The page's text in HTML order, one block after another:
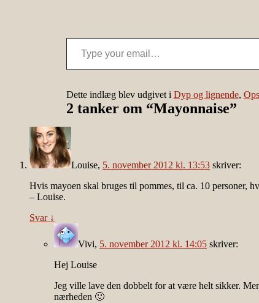
Type your email…
Dette indlæg blev udgivet i Dyp og lignende,
2 tanker om “Mayonnaise”
Louise, 5. november 2012 kl. 13:53 skriver:
Hvis mayoen skal bruges til pommes, til ca. 10 personer,
– Louise.
Svar ↓
Vivi, 5. november 2012 kl. 14:05 skriver:
Hej Louise
Jeg ville lave den dobbelt for at være helt sikker.
nærheden 🙂